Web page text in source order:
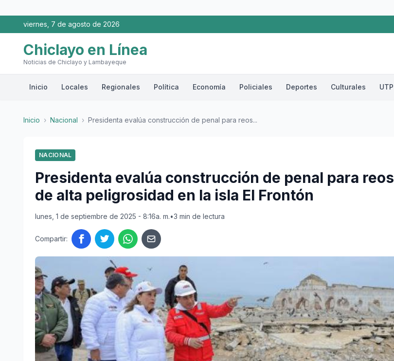
viernes, 7 de agosto de 2026
Chiclayo en Línea
Noticias de Chiclayo y Lambayeque
Inicio Locales Regionales Política Economía Policiales Deportes Culturales UTP
Inicio › Nacional › Presidenta evalúa construcción de penal para reos...
NACIONAL
Presidenta evalúa construcción de penal para reos
de alta peligrosidad en la isla El Frontón
lunes, 1 de septiembre de 2025 - 8:16a. m.•3 min de lectura
Compartir: